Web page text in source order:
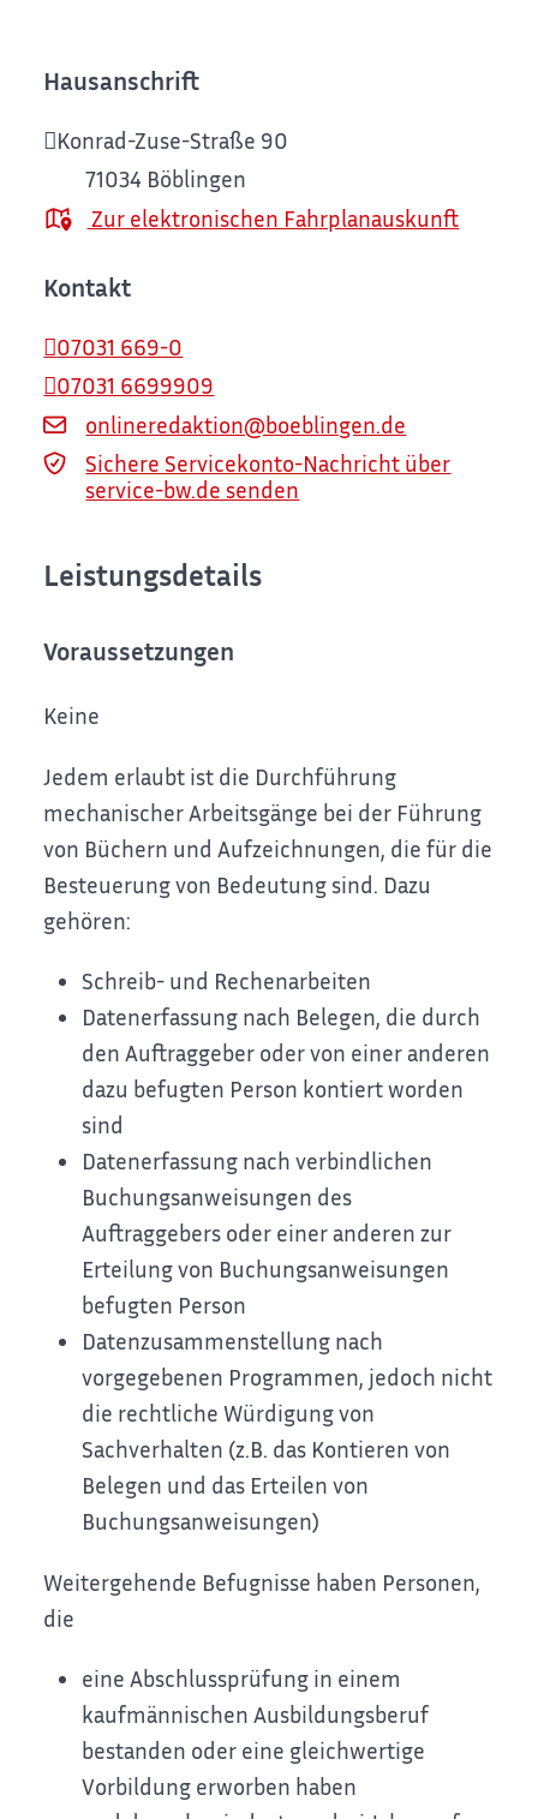
Hausanschrift
Konrad-Zuse-Straße 90
71034 Böblingen
Zur elektronischen Fahrplanauskunft
Kontakt
07031 669-0
07031 6699909
onlineredaktion@boeblingen.de
Sichere Servicekonto-Nachricht über
service-bw.de senden
Leistungsdetails
Voraussetzungen
Keine
Jedem erlaubt ist die Durchführung
mechanischer Arbeitsgänge bei der Führung
von Büchern und Aufzeichnungen, die für die
Besteuerung von Bedeutung sind. Dazu
gehören:
Schreib- und Rechenarbeiten
Datenerfassung nach Belegen, die durch
den Auftraggeber oder von einer anderen
dazu befugten Person kontiert worden
sind
Datenerfassung nach verbindlichen
Buchungsanweisungen des
Auftraggebers oder einer anderen zur
Erteilung von Buchungsanweisungen
befugten Person
Datenzusammenstellung nach
vorgegebenen Programmen, jedoch nicht
die rechtliche Würdigung von
Sachverhalten (z.B. das Kontieren von
Belegen und das Erteilen von
Buchungsanweisungen)
Weitergehende Befugnisse haben Personen,
die
eine Abschlussprüfung in einem
kaufmännischen Ausbildungsberuf
bestanden oder eine gleichwertige
Vorbildung erworben haben